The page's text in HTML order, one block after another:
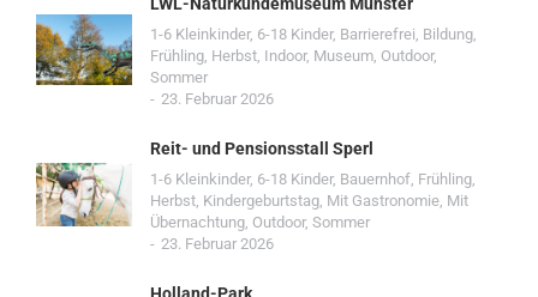
1-6 Kleinkinder, 6-18 Kinder, Barrierefrei, Bildung,
Frühling, Herbst, Indoor, Museum, Outdoor,
Sommer
23. Februar 2026
Reit- und Pensionsstall Sperl
1-6 Kleinkinder, 6-18 Kinder, Bauernhof, Frühling,
Herbst, Kindergeburtstag, Mit Gastronomie, Mit
Übernachtung, Outdoor, Sommer
23. Februar 2026